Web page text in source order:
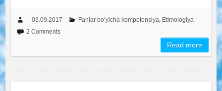
03.09.2017 Fanlar bo‘yicha kompetensiya, Etimologiya
2 Comments
Read more